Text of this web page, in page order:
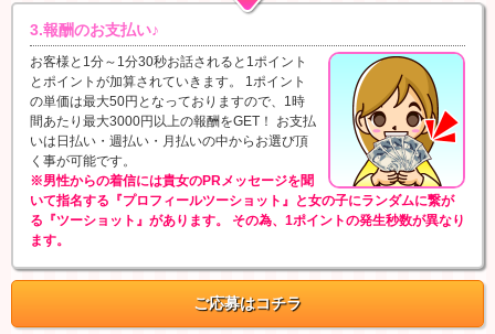
3.報酬のお支払い♪
お客様と1分～1分30秒お話されると1ポイント
とポイントが加算されていきます。 1ポイント
の単価は最大50円となっておりますので、1時
間あたり最大3000円以上の報酬をGET！ お支払
いは日払い・週払い・月払いの中からお選び頂
く事が可能です。
※男性からの着信には貴女のPRメッセージを聞
いて指名する『プロフィールツーショット』と女の子にランダムに繋が
る『ツーショット』があります。 その為、1ポイントの発生秒数が異なり
ます。
ご応募はコチラ